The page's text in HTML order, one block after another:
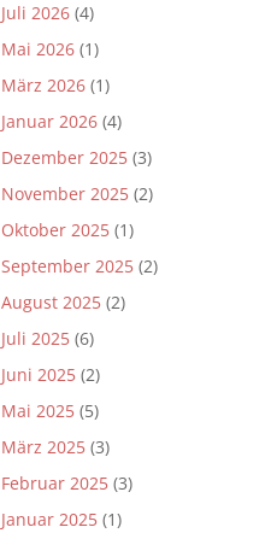
Juli 2026 (4)
Mai 2026 (1)
März 2026 (1)
Januar 2026 (4)
Dezember 2025 (3)
November 2025 (2)
Oktober 2025 (1)
September 2025 (2)
August 2025 (2)
Juli 2025 (6)
Juni 2025 (2)
Mai 2025 (5)
März 2025 (3)
Februar 2025 (3)
Januar 2025 (1)